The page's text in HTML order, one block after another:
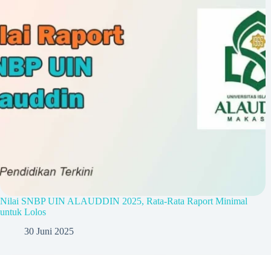
Nilai SNBP UIN ALAUDDIN 2025, Rata-Rata Raport Minimal
untuk Lolos
30 Juni 2025